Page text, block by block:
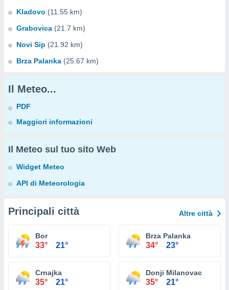
Kladovo (11.55 km)
Grabovica (21.7 km)
Novi Sip (21.92 km)
Brza Palanka (25.67 km)
Il Meteo...
PDF
Maggiori informazioni
Il Meteo sul tuo sito Web
Widget Meteo
API di Meteorologia
Principali città Altre città
Bor
33° 21°
Brza Palanka
34° 23°
Crnajka
35° 21°
Donji Milanovac
35° 21°